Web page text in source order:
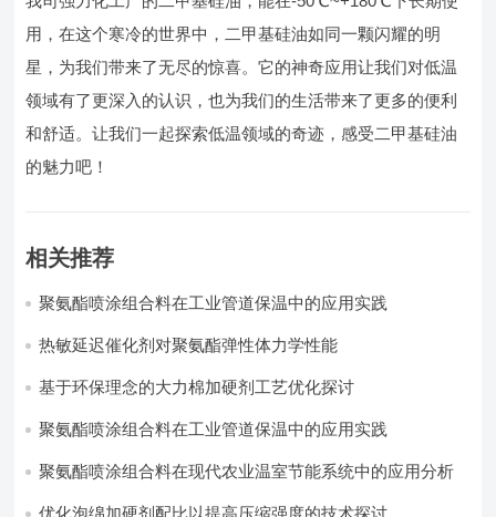
用，在这个寒冷的世界中，二甲基硅油如同一颗闪耀的明
星，为我们带来了无尽的惊喜。它的神奇应用让我们对低温
领域有了更深入的认识，也为我们的生活带来了更多的便利
和舒适。让我们一起探索低温领域的奇迹，感受二甲基硅油
的魅力吧！
相关推荐
聚氨酯喷涂组合料在工业管道保温中的应用实践
热敏延迟催化剂对聚氨酯弹性体力学性能
基于环保理念的大力棉加硬剂工艺优化探讨
聚氨酯喷涂组合料在工业管道保温中的应用实践
聚氨酯喷涂组合料在现代农业温室节能系统中的应用分析​